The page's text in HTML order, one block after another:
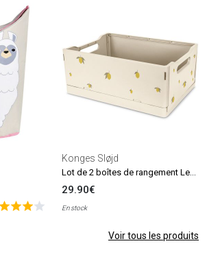
Konges Sløjd
29.90€
En stock
Voir tous les produits